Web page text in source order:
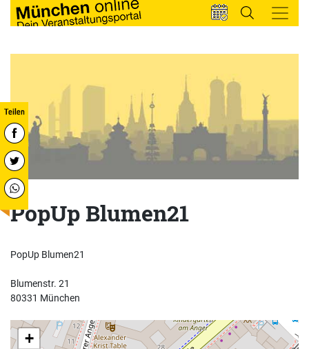
PopUp Blumen21
PopUp Blumen21
Blumenstr. 21
80331 München
+